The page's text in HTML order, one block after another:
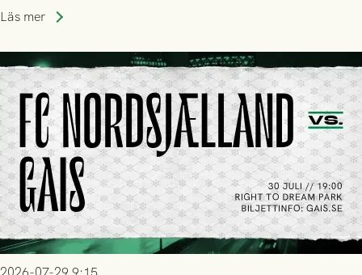
Park! Fredrik Holmberg och ledarstaben har tagit ut följande
Läs mer